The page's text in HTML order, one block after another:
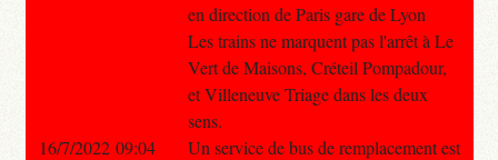
en direction de Paris gare de Lyon
Les trains ne marquent pas l'arrêt à Le
Vert de Maisons, Créteil Pompadour,
et Villeneuve Triage dans les deux
sens.
Un service de bus de remplacement est
16/7/2022 09:04